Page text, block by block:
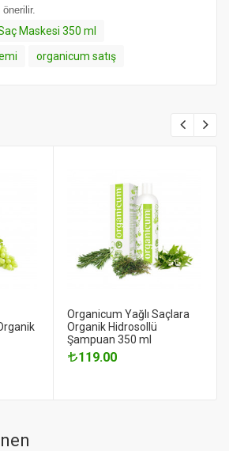
önerilir.
Maskesi 350 ml
organicum satış
Organicum Yağlı Saçlara
Organik Hidrosollü
Şampuan 350 ml
119.00